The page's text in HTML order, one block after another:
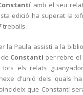
amb el seu relat
edició ha superat la
treballs.
la Paula assistí a la
Constantíper rebre el
els relats
d'unió dels quals
que Constantí